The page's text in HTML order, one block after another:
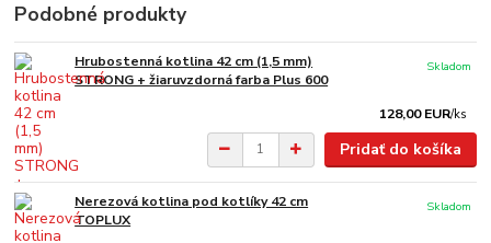
Podobné produkty
Hrubostenná kotlina 42 cm (1,5 mm)
STRONG + žiaruvzdorná farba Plus 600
128,00 EUR/ks
Skladom
Pridať do košíka
Nerezová kotlina pod kotlíky 42 cm
TOPLUX
Skladom